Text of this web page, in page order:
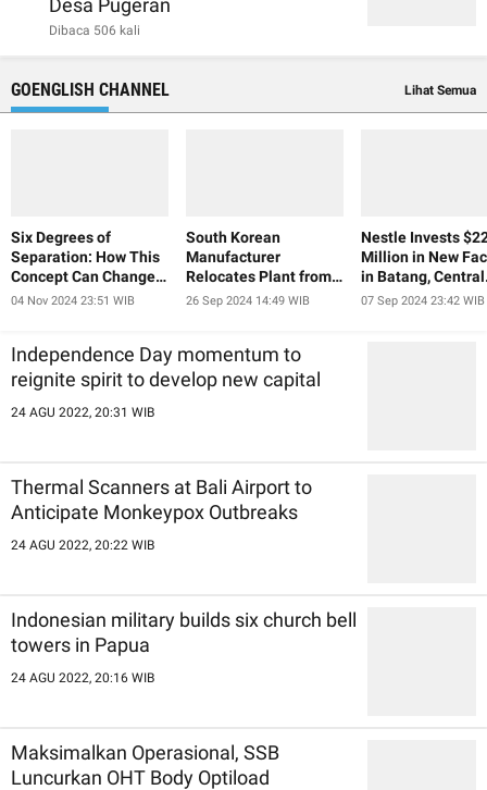
Dibaca 506 kali
GOENGLISH CHANNEL Lihat Semua
Six Degrees of
Separation: How This
Concept Can Change
Our Lives and Help Us
04 Nov 2024 23:51 WIB
South Korean
Manufacturer
Relocates Plant from
China to Indonesia
26 Sep 2024 14:49 WIB
Nestle Invests
Million in New
in Batang, Central
Java
07 Sep 2024 23:42 WIB
Independence Day momentum to
reignite spirit to develop new capital
24 AGU 2022, 20:31 WIB
Thermal Scanners at Bali Airport to
Anticipate Monkeypox Outbreaks
24 AGU 2022, 20:22 WIB
Indonesian military builds six church bell
towers in Papua
24 AGU 2022, 20:16 WIB
Maksimalkan Operasional, SSB
Luncurkan OHT Body Optiload